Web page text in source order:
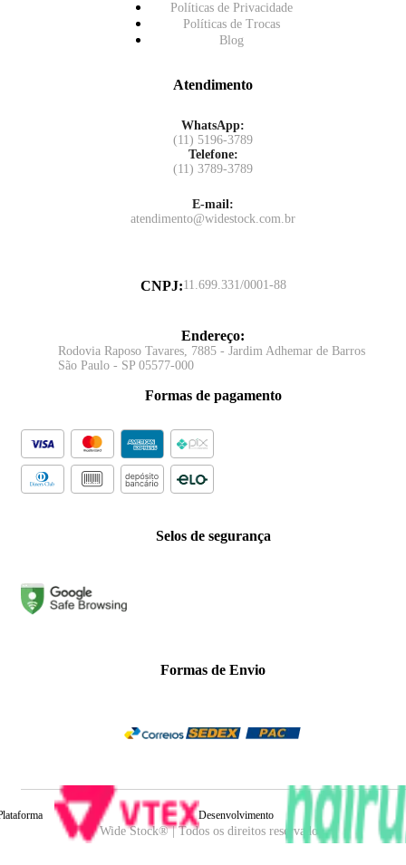
Políticas de Privacidade
Políticas de Trocas
Blog
Atendimento
WhatsApp:
(11) 5196-3789
Telefone:
(11) 3789-3789
E-mail:
atendimento@widestock.com.br
CNPJ:11.699.331/0001-88
Endereço:
Rodovia Raposo Tavares, 7885 - Jardim Adhemar de Barros
São Paulo - SP 05577-000
Formas de pagamento
Selos de segurança
Formas de Envio
Wide Stock® | Todos os direitos reservados.
Desenvolvimento